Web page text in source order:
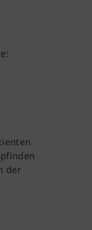
der